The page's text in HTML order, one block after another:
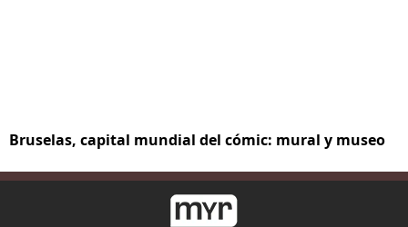
Bruselas, capital mundial del cómic: mural y museo